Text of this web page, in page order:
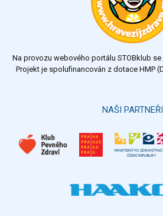
Výsledky
Na provozu webového portálu STOBklub
Projekt je spolufinancován z dotace HMP
NAŠI PARTNEŘI